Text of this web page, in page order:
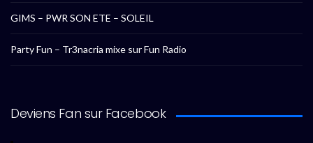
GIMS – PWR SON ETE – SOLEIL
Party Fun – Tr3nacria mixe sur Fun Radio
Deviens Fan sur Facebook